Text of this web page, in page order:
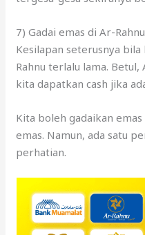
Rahnu terlalu lama.
kita dapatkan cash jika
Kita boleh gadaikan
emas. Namun, ada satu
perhatian.